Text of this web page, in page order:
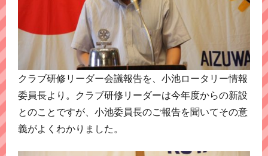
クラブ研修リーダー会議報告を、小池ロータリー情報
委員長より。クラブ研修リーダーは今年度からの新設
とのことですが、小池委員長のご報告を聞いてその意
義がよくわかりました。